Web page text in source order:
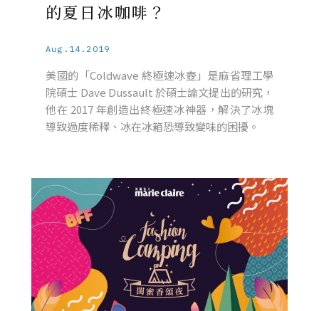
的夏日冰咖啡？
Aug.14.2019
美國的「Coldwave 終極速冰壺」是麻省理工學
院碩士 Dave Dussault 於碩士論文提出的研究，
他在 2017 年創造出終極速冰神器，解決了冰塊
導致過度稀釋、冰在冰箱恐導致變味的困擾。